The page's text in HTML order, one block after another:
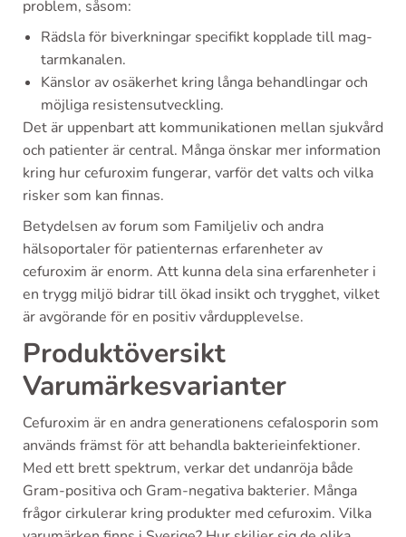
problem, såsom:
Rädsla för biverkningar specifikt kopplade till mag-
tarmkanalen.
Känslor av osäkerhet kring långa behandlingar och
möjliga resistensutveckling.
Det är uppenbart att kommunikationen mellan sjukvård
och patienter är central. Många önskar mer information
kring hur cefuroxim fungerar, varför det valts och vilka
risker som kan finnas.
Betydelsen av forum som Familjeliv och andra
hälsoportaler för patienternas erfarenheter av
cefuroxim är enorm. Att kunna dela sina erfarenheter i
en trygg miljö bidrar till ökad insikt och trygghet, vilket
är avgörande för en positiv vårdupplevelse.
Produktöversikt
Varumärkesvarianter
Cefuroxim är en andra generationens cefalosporin som
används främst för att behandla bakterieinfektioner.
Med ett brett spektrum, verkar det undanröja både
Gram-positiva och Gram-negativa bakterier. Många
frågor cirkulerar kring produkter med cefuroxim. Vilka